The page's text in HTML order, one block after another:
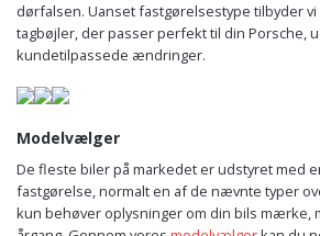
dørfalsen. Uanset fastgørelsestype tilbyder
tagbøjler, der passer perfekt til din Porsche,
kundetilpassede ændringer.
Modelvælger
De fleste biler på markedet er udstyret med
fastgørelse, normalt en af de nævnte typer
kun behøver oplysninger om din bils mærke,